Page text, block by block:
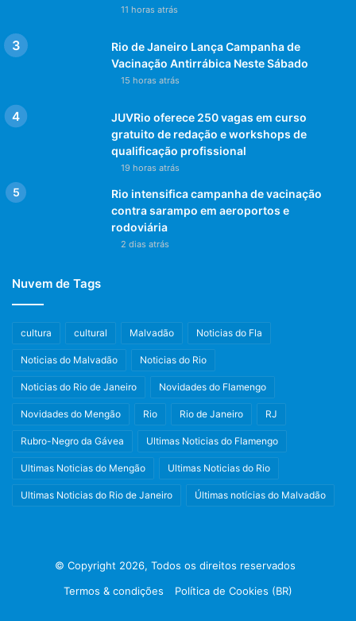
11 horas atrás
Rio de Janeiro Lança Campanha de
Vacinação Antirrábica Neste Sábado
15 horas atrás
JUVRio oferece 250 vagas em curso
gratuito de redação e workshops de
qualificação profissional
19 horas atrás
Rio intensifica campanha de vacinação
contra sarampo em aeroportos e
rodoviária
2 dias atrás
Nuvem de Tags
cultura cultural Malvadão Noticias do Fla
Noticias do Malvadão Noticias do Rio
Noticias do Rio de Janeiro Novidades do Flamengo
Novidades do Mengão Rio Rio de Janeiro RJ
Rubro-Negro da Gávea Ultimas Noticias do Flamengo
Ultimas Noticias do Mengão Ultimas Noticias do Rio
Ultimas Noticias do Rio de Janeiro Últimas notícias do Malvadão
© Copyright 2026, Todos os direitos reservados
Termos & condições
Política de Cookies (BR)